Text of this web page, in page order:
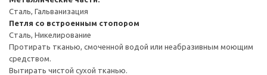
Сталь, Гальванизация
Петля со встроенным стопором
Сталь, Никелирование
Протирать тканью, смоченной водой или неабразивным моющим
средством.
Вытирать чистой сухой тканью.